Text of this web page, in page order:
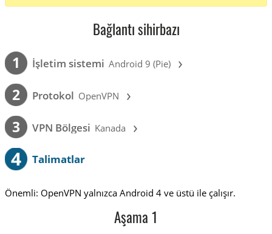
Bağlantı sihirbazı
1 İşletim sistemi Android 9 (Pie) ›
2 Protokol OpenVPN ›
3 VPN Bölgesi Kanada ›
4 Talimatlar
Önemli: OpenVPN yalnızca Android 4 ve üstü ile çalışır.
Aşama 1